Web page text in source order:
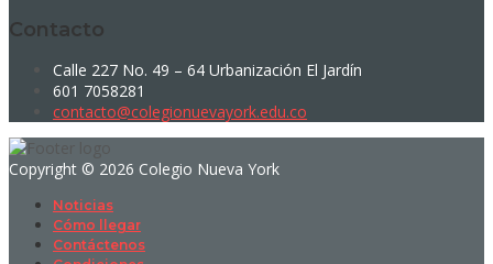
Contacto
Calle 227 No. 49 – 64 Urbanización El Jardín
601 7058281
contacto@colegionuevayork.edu.co
Copyright © 2026 Colegio Nueva York
Noticias
Cómo llegar
Contáctenos